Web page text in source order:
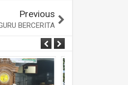
Previous
BERCERITA